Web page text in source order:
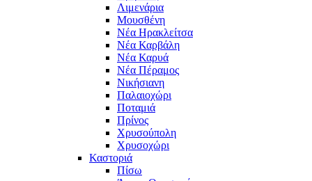
Λιμενάρια
Μουσθένη
Νέα Ηρακλείτσα
Νέα Καρβάλη
Νέα Καρυά
Νέα Πέραμος
Νικήσιανη
Παλαιοχώρι
Ποταμιά
Πρίνος
Χρυσούπολη
Χρυσοχώρι
Καστοριά
Πίσω